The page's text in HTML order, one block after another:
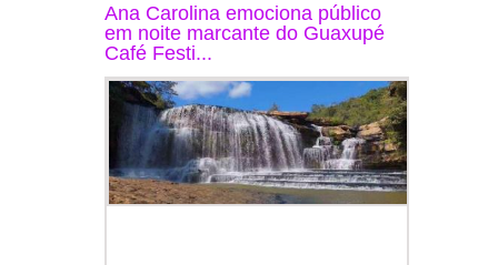
Ana Carolina emociona público
em noite marcante do Guaxupé
Café Festi...